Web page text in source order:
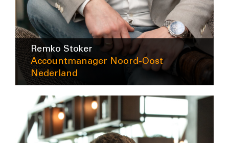
Remko Stoker
Accountmanager Noord-Oost
Nederland
rstoker@intra-lighting.nl
06-41373650